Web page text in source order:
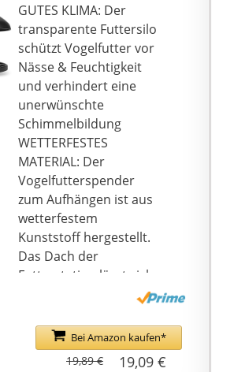
GUTES KLIMA: Der
transparente Futtersilo
schützt Vogelfutter vor
Nässe & Feuchtigkeit
und verhindert eine
unerwünschte
Schimmelbildung
WETTERFESTES
MATERIAL: Der
Vogelfutterspender
zum Aufhängen ist aus
wetterfestem
Kunststoff hergestellt.
Das Dach der
Futterstation lässt sich
Das Vogelfutterhaus
verfügt über eine
Bei Amazon kaufen*
19,09 €
19,89 €